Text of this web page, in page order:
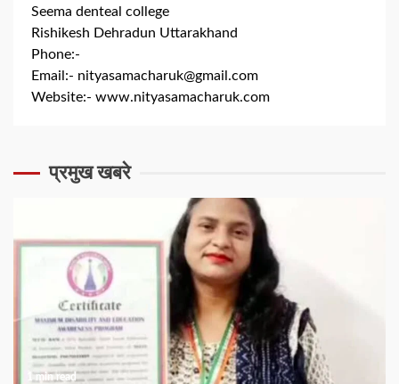
Seema denteal college
Rishikesh Dehradun Uttarakhand
Phone:-
Email:- nityasamacharuk@gmail.com
Website:- www.nityasamacharuk.com
प्रमुख खबरे
1 min read